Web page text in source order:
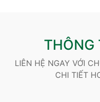
THÔNG
LIÊN HỆ NGAY VỚI
CHI TIẾT